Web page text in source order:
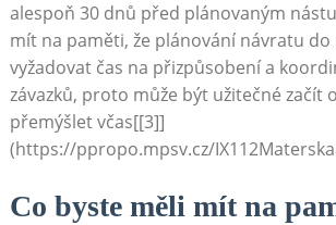
alespoň ⁤30 dnů před plánovaným‌
mít na paměti, že⁣ plánování ⁤návratu do
vyžadovat čas na ‌přizpůsobení⁤ a
závazků, proto může být užitečné začít
přemýšlet včas[[3]]
(https://ppropo.mpsv.cz/
Co byste‍ měli mít​ na